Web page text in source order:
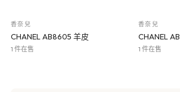
香奈兒
CHANEL AB8605 羊皮
1 件在售
香奈兒
CHANEL
1 件在售